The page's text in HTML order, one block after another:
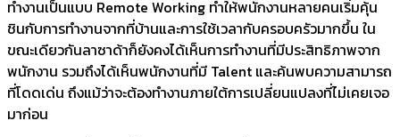
ทำงานเป็นแบบ Remote Working ทำให้พนักงานหลายคนเริ่มคุ้น
ชินกับการทำงานจากที่บ้านและการใช้เวลากับครอบครัวมากขึ้น ใน
ขณะเดียวกันลาซาด้าก็ยังคงได้เห็นการทำงานที่มีประสิทธิภาพจาก
พนักงาน รวมถึงได้เห็นพนักงานที่มี Talent และค้นพบความสามารถ
ที่โดดเด่น ถึงแม้ว่าจะต้องทำงานภายใต้การเปลี่ยนแปลงที่ไม่เคยเจอ
มาก่อน